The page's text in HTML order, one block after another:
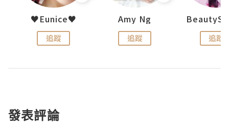
♥Eunice♥
追蹤
Amy Ng
追蹤 追蹤
發表評論